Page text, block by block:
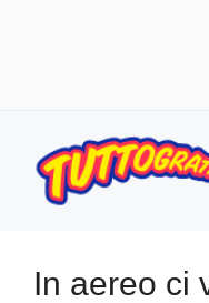
contenuto
In aereo ci